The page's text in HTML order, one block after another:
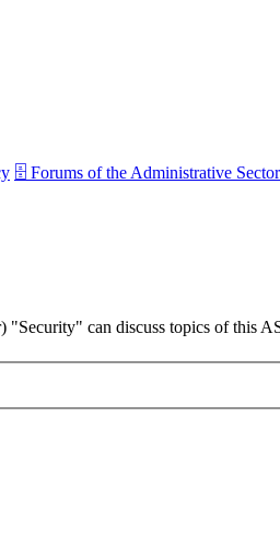
🗄️ Forums of the Administrative
can discuss topics of this